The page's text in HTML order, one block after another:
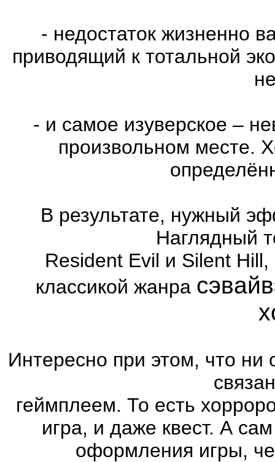
- недостаток жизненно
приводящий к тотальной
- и самое изуверское –
произвольном месте.
В результате, нужный
Наглядный
Resident Evil и Silent
классикой жанра
Интересно при этом, что ни
геймплеем. То есть
игра, и даже квест. А
оформления игры,